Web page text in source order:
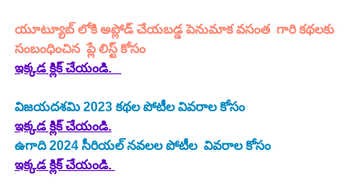
యూట్యూబ్ లోకి అప్లోడ్ చేయబడ్డ పెనుమాక వసంత  గారి కథలకు
సంబంధించిన  ప్లే లిస్ట్ కోసం
ఇక్కడ క్లిక్ చేయండి.
విజయదశమి 2023 కథల పోటీల వివరాల కోసం
ఇక్కడ క్లిక్ చేయండి.
ఉగాది 2024 సీరియల్ నవలల పోటీల  వివరాల కోసం
ఇక్కడ క్లిక్ చేయండి.